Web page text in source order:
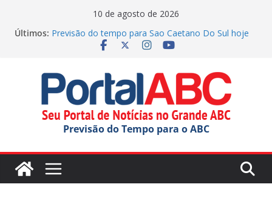
10 de agosto de 2026
Últimos: Previsão do tempo para Sao Caetano Do Sul hoje
(10/08/2026)
Previsão do tempo para Ribeirao Pires hoje
(10/08/2026)
Previsão do tempo para Rio Grande Da Serra hoje
(10/08/2026)
Previsão do tempo para Diadema hoje
(10/08/2026)
Previsão do Tempo para o ABC